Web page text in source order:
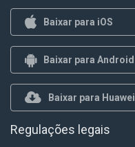
Baixar para iOS
Baixar para Android
Baixar para Huawei
Regulações legais